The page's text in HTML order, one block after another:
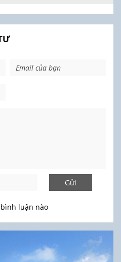
Gửi
luận nào